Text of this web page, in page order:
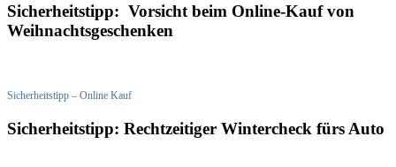
Sicherheitstipp: Vorsicht beim Online-Kauf von
Weihnachtsgeschenken
Sicherheitstipp – Online Kauf
Sicherheitstipp: Rechtzeitiger Wintercheck fürs Auto